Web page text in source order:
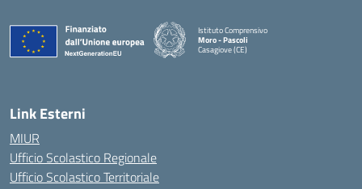
Istituto Comprensivo
Moro - Pascoli
Casagiove (CE)
— Visita la pagina iniziale della scuola
Link Esterni
MIUR
Ufficio Scolastico Regionale
Ufficio Scolastico Territoriale